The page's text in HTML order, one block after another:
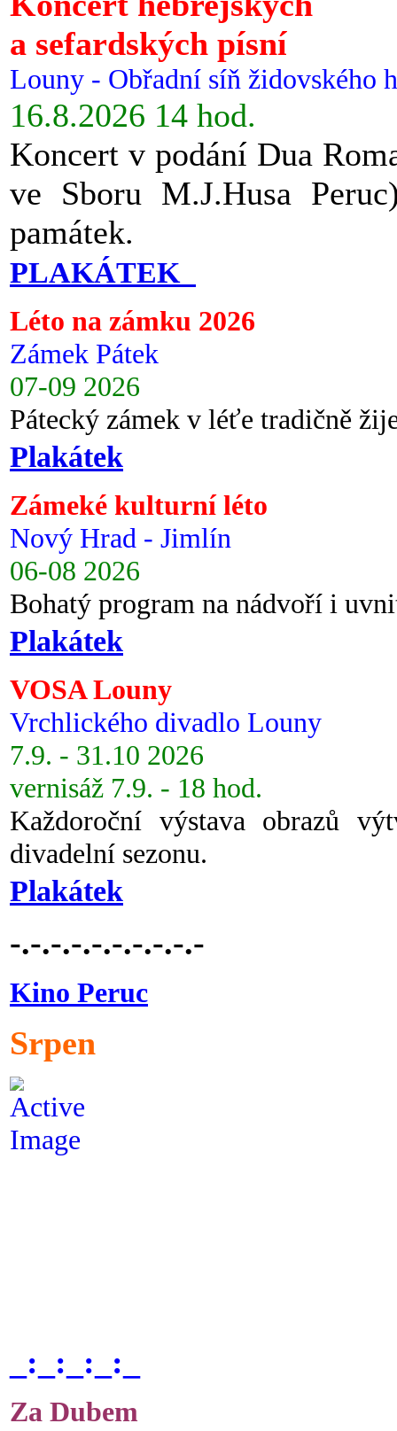
a sefardských písní
Louny - Obřadní síň židovského
16.8.2026 14 hod.
Koncert v podání Dua
ve Sboru M.J.Husa
památek.
PLAKÁTEK
Léto na zámku 2026
Zámek Pátek
07-09 2026
Pátecký zámek v léťe tradičně
Plakátek
Zámeké kulturní léto
Nový Hrad - Jimlín
06-08 2026
Bohatý program na nádvoří i
Plakátek
VOSA Louny
Vrchlického divadlo Louny
7.9. - 31.10 2026
vernisáž 7.9. - 18 hod.
Každoroční výstava obrazů
divadelní sezonu.
Plakátek
-.-.-.-.-.-.-.-.-.-
Kino Peruc
Srpen
_:_:_:_:_
Za Dubem